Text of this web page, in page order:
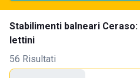
Stabilimenti balneari
lettini
56 Risultati